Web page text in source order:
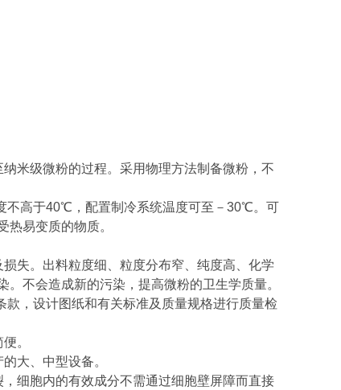
米级微粉的过程。采用物理方法制备微粉，不
不高于40℃，配置制冷系统温度可至－30℃。可
易变质的物质。
失。出料粒度细、粒度分布窄、纯度高、化学
不会造成新的污染，提高微粉的卫生学质量。
，设计图纸和有关标准及质量规格进行质量检
。
大、中型设备。
细胞内的有效成分不需通过细胞壁屏障而直接